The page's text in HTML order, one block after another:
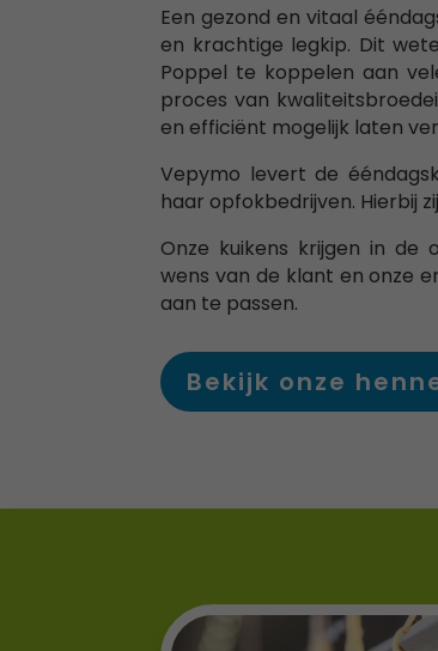
Een gezond en vitaal
en krachtige legkip. Dit
Poppel te koppelen aan
proces van
en efficiënt mogelijk laten
Vepymo levert de
haar opfokbedrijven. Hierbij
Onze kuikens krijgen in de
wens van de klant en onze
aan te passen.
Bekijk onze